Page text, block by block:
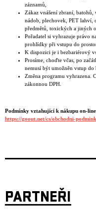
záznamů,
Zákaz vnášení zbraní, batohů,
nádob, plechovek, PET lahví,
předmětů, toxických a jiných
Pořadatel si vyhrazuje právo
prohlídky při vstupu do
K dispozici je i bezbariérový
Prosíme, choďte včas, po
nemusí být umožněn vstup do
Změna programu vyhrazena.
zákonnou DPH.
Podmínky vztahující k nákupu on-line
https://goout.net/cs/obchodni-
PARTNEŘI